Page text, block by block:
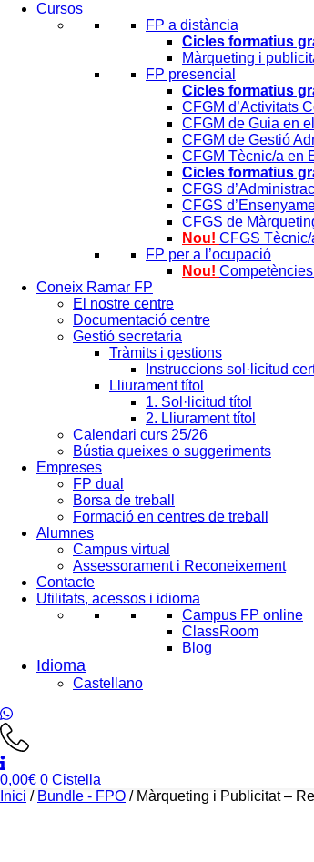
Cursos
FP a distància
Cicles formatius
Màrqueting i
FP presencial
Cicles formatius
CFGM d’Activitats
CFGM de Guia en
CFGM de Gestió
CFGM Tècnic/a en
Cicles formatius
CFGS
CFGS
CFGS de
Nou! CFGS
FP per a l’ocupació
Nou!
Coneix Ramar FP
El nostre centre
Documentació centre
Gestió secretaria
Tràmits i gestions
Instruccions sol·licitud
Lliurament títol
1. Sol·licitud títol
2. Lliurament títol
Calendari curs 25/26
Bústia queixes o suggeriments
Empreses
FP dual
Borsa de treball
Formació en centres de treball
Alumnes
Campus virtual
Assessorament i Reconeixement
Contacte
Utilitats, acessos i idioma
Campus FP online
ClassRoom
Blog
Castellano
0,00€ 0 Cistella
Inici / Bundle - FPO / Màrqueting i Publicitat –